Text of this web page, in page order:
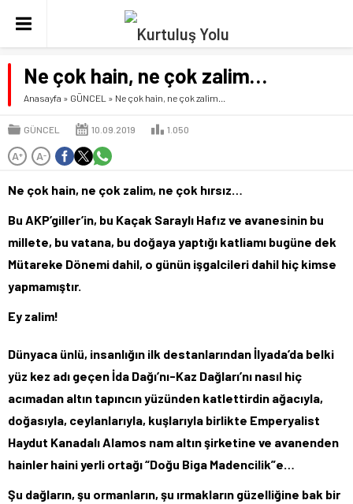
Ne çok hain, ne çok zalim…
Anasayfa » GÜNCEL » Ne çok hain, ne çok zalim…
GÜNCEL 10.09.2019 1.050
A+ A-
Ne çok hain, ne çok zalim, ne çok hırsız…
Bu AKP’giller’in, bu Kaçak Saraylı Hafız ve avanesinin bu
millete, bu vatana, bu doğaya yaptığı katliamı bugüne dek
Mütareke Dönemi dahil, o günün işgalcileri dahil hiç kimse
yapmamıştır.
Ey zalim!
Dünyaca ünlü, insanlığın ilk destanlarından İlyada’da belki
yüz kez adı geçen İda Dağı’nı-Kaz Dağları’nı nasıl hiç
acımadan altın tapıncın yüzünden katlettirdin ağacıyla,
doğasıyla, ceylanlarıyla, kuşlarıyla birlikte Emperyalist
Haydut Kanadalı Alamos nam altın şirketine ve avanenden
hainler haini yerli ortağı “Doğu Biga Madencilik”e…
Şu dağların, şu ormanların, şu ırmakların güzelliğine bak bir